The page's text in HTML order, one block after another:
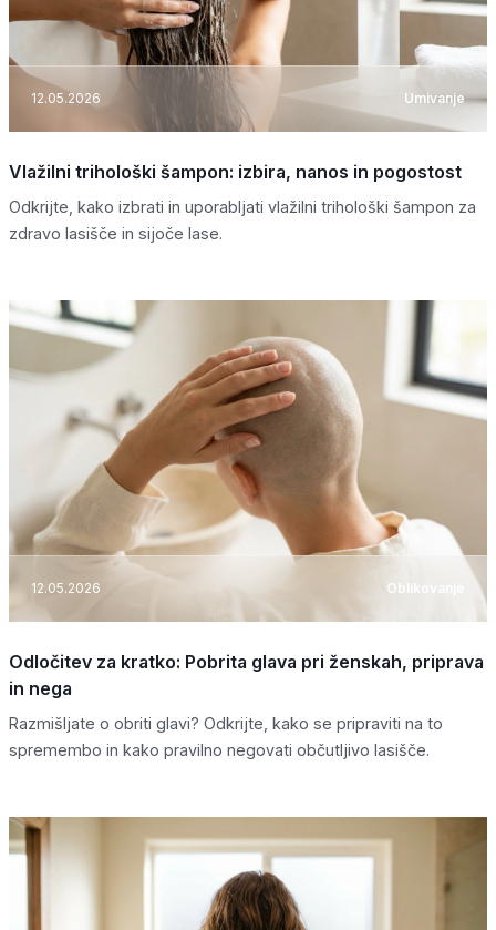
12.05.2026 Umivanje
Vlažilni trihološki šampon: izbira, nanos in pogostost
Odkrijte, kako izbrati in uporabljati vlažilni trihološki šampon za
zdravo lasišče in sijoče lase.
12.05.2026 Oblikovanje
Odločitev za kratko: Pobrita glava pri ženskah, priprava
in nega
Razmišljate o obriti glavi? Odkrijte, kako se pripraviti na to
spremembo in kako pravilno negovati občutljivo lasišče.